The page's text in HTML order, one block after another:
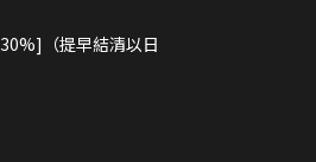
（提早結清以日